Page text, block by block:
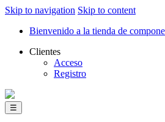
Skip to navigation Skip to content
Bienvenido a la tienda de
Clientes
Acceso
Registro
☰